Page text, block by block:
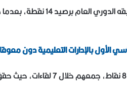
الأول بالإدارات التعليمية دون
فيما يتواجد المحلة في المركز